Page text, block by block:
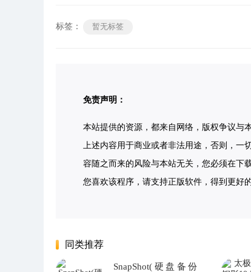
标签： 暂无标签
免责声明：
本站提供的资源，都来自网络，版权争议与
上述内容用于商业或者非法用途，否则，一
容随之而来的风险与本站无关，您必须在下
您喜欢该程序，请支持正版软件，得到更好
同类推荐
SnapShot(硬盘备份